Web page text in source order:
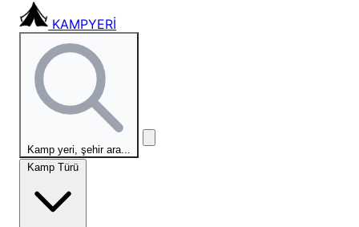
KAMPYERİ
Kamp yeri, şehir ara...
Kamp Türü